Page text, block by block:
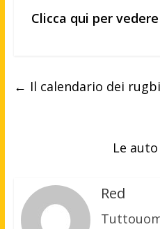
Clicca qui per
← Il calendario dei
Le
Red